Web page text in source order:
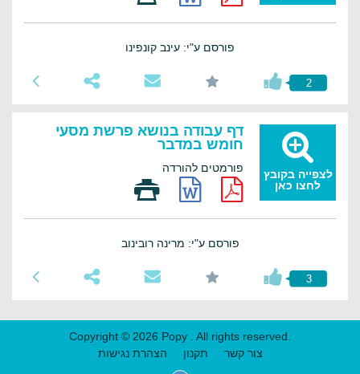
פורסם ע"י: עינב קונפינו
2
לצפייה בקובץ
לחצו כאן
דף עבודה בנושא פרשת מסעי
חומש במדבר
פורמטים להורדה
פורסם ע"י: מרינה רובינוב
3
Copyright © 2026 Popy . All rights reserved.
צור קשר
תקנון הצהרת נגישות